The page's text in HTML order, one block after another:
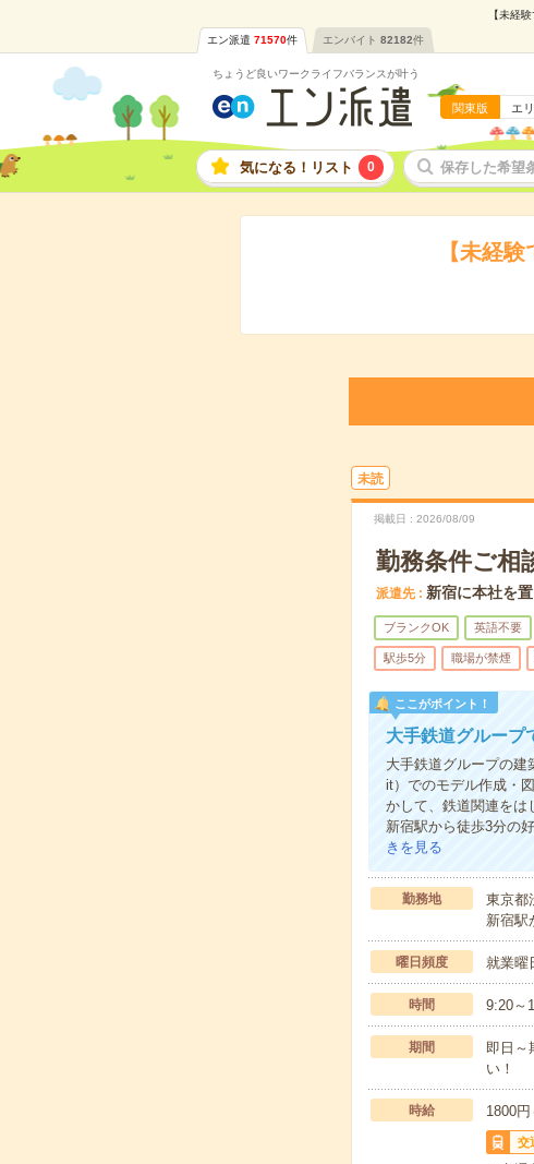
【未経
エン派遣 71570件 エンバイト 82182件
ちょうど良いワークライフバランスが叶う
関東版 エ
気になる！リスト 0 保存した希望
【未経
未読
掲載日 2026/08/09
勤務条件ご相
派遣先 新宿に本社を
ブランクOK 英語不要
駅歩5分 職場が禁煙
ここがポイント！
大手鉄道グループ
大手鉄道グループの
it）でのモデル作成・
かして、鉄道関連をは
新宿駅から徒歩3分の
きを見る
勤務地
東京都
新宿駅
曜日頻度 就業曜
時間 9:20～
期間
即日～
い！
時給 1800
交